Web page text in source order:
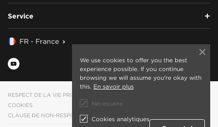
Service
FR - France
RESPECT DE LA VIE PRIVÉE
COOKIES
CLAUSE DE NON-RESPONSABILITÉ
We use cookies to offer you the best
experience possible. If you continue
browsing we will assume you're okay with
this. En savoir plus
Nécessaire
Cookies analytiques